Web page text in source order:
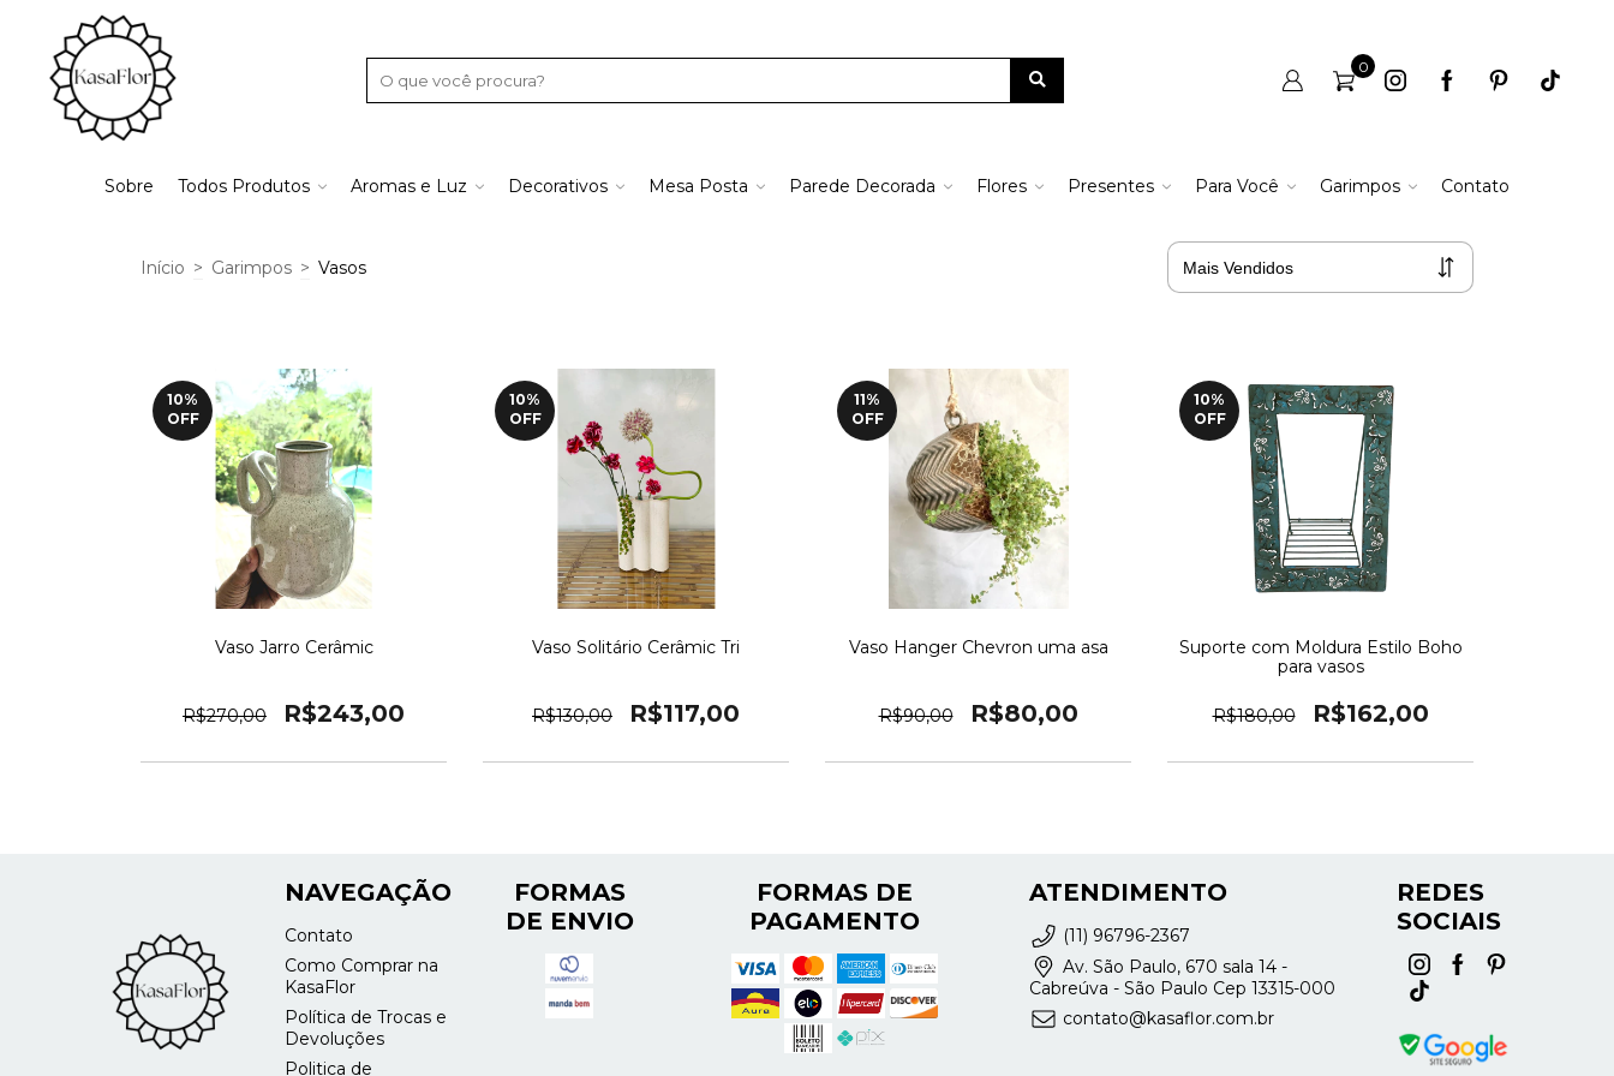
0
Sobre Todos Produtos Aromas e Luz Decorativos Mesa Posta Parede Decorada Flores Presentes Para Você Garimpos Contato
Início > Garimpos > Vasos
10%
OFF
Vaso Jarro Cerâmic
R$270,00 R$243,00
10%
OFF
Vaso Solitário Cerâmic Tri
R$130,00 R$117,00
11%
OFF
Vaso Hanger Chevron uma asa
R$90,00 R$80,00
10%
OFF
Suporte com Moldura Estilo Boho
para vasos
R$180,00 R$162,00
NAVEGAÇÃO
Contato
Como Comprar na
KasaFlor
Política de Trocas e
Devoluções
Politica de
FORMAS
DE ENVIO
FORMAS DE
PAGAMENTO
ATENDIMENTO
(11) 96796-2367
Av. São Paulo, 670 sala 14 -
Cabreúva - São Paulo Cep 13315-000
contato@kasaflor.com.br
REDES
SOCIAIS